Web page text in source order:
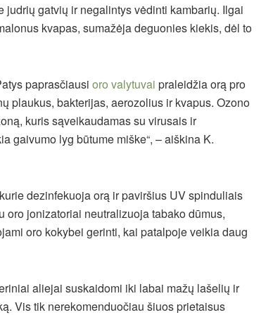
gatvių ir negalintys vėdinti kambarių. Ilgai
kvapas, sumažėja deguonies kiekis, dėl to
paprasčiausi oro valytuvai praleidžia orą pro
plaukus, bakterijas, aerozolius ir kvapus. Ozono
kuris sąveikaudamas su virusais ir
gaivumo lyg būtume miške“, – aiškina K.
dezinfekuoja orą ir paviršius UV spinduliais
oro jonizatoriai neutralizuoja tabako dūmus,
oro kokybei gerinti, kai patalpoje veikia daug
aliejai suskaidomi iki labai mažų lašelių ir
Vis tik nerekomenduočiau šiuos prietaisus